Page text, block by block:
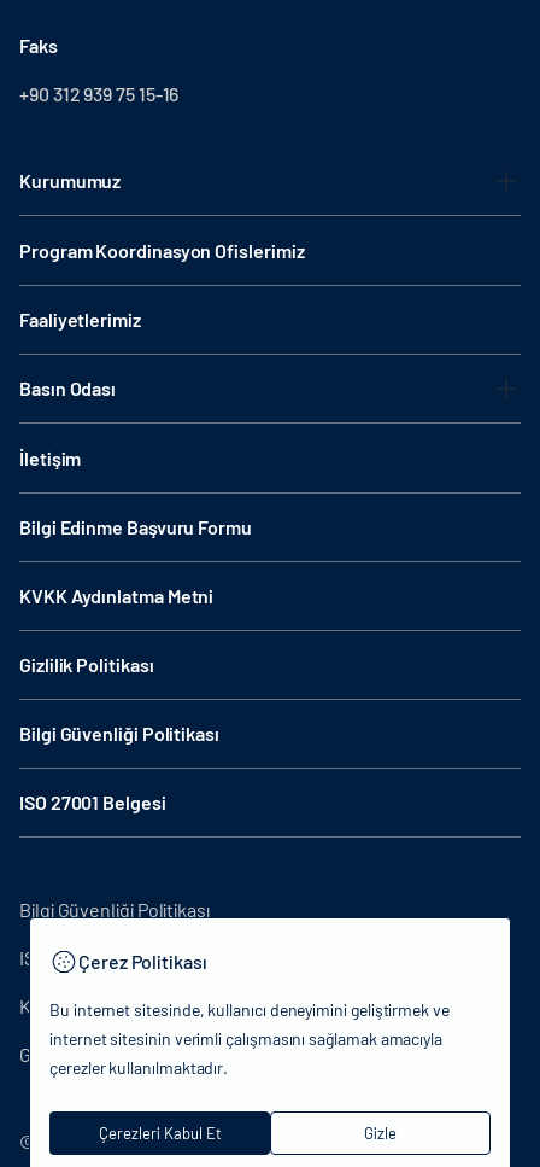
Faks
+90 312 939 75 15-16
Kurumumuz
Program Koordinasyon Ofislerimiz
Faaliyetlerimiz
Basın Odası
İletişim
Bilgi Edinme Başvuru Formu
KVKK Aydınlatma Metni
Gizlilik Politikası
Bilgi Güvenliği Politikası
ISO 27001 Belgesi
© 2024 T.C.Kültür ve Turizm Bakanlığı - Tüm hakları saklıdır.
Bilgi Güvenliği Politikası
ISO27001
KVKK Aydınlatma Metni
Gizlilik Politikası
Çerez Politikası
Bu internet sitesinde, kullanıcı deneyimini geliştirmek ve
internet sitesinin verimli çalışmasını sağlamak amacıyla
çerezler kullanılmaktadır.
Çerezleri Kabul Et Gizle